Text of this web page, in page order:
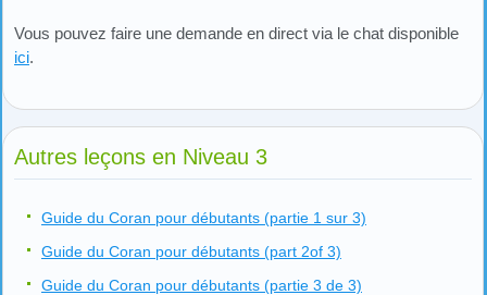
Vous pouvez faire une demande en direct via le chat disponible
ici.
Autres leçons en Niveau 3
Guide du Coran pour débutants (partie 1 sur 3)
Guide du Coran pour débutants (part 2of 3)
Guide du Coran pour débutants (partie 3 de 3)